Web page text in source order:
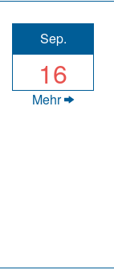
Sep.
16
Mehr